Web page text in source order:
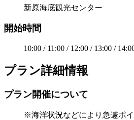
新原海底観光センター
開始時間
10:00 / 11:00 / 12:00 / 13:00 /
プラン詳細情報
プラン開催について
※海洋状況などにより急遽ポ